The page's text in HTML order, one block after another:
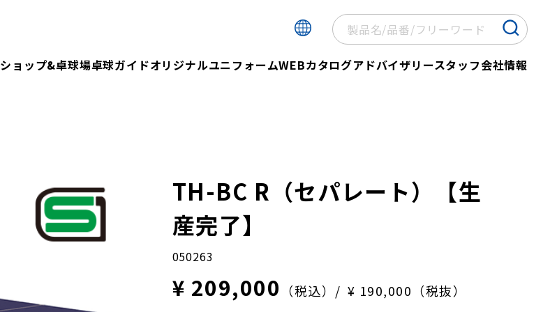
ショップ&卓球場卓球ガイドオリジナルユニフォームWEBカタログアドバイザリースタッフ会社情報
TH-BC R（セパレート）【生
産完了】
050263
¥ 209,000 （税込） ¥ 190,000（税抜）